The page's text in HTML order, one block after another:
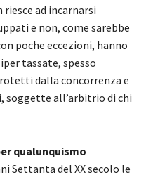
riesce ad incarnarsi
e non, come sarebbe
poche eccezioni, hanno
tassate, spesso
dalla concorrenza e
soggette all’arbitrio di chi
qualunquismo
Settanta del XX secolo le